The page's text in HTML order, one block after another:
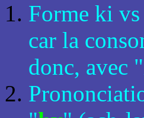
Forme ki
car la
donc, avec